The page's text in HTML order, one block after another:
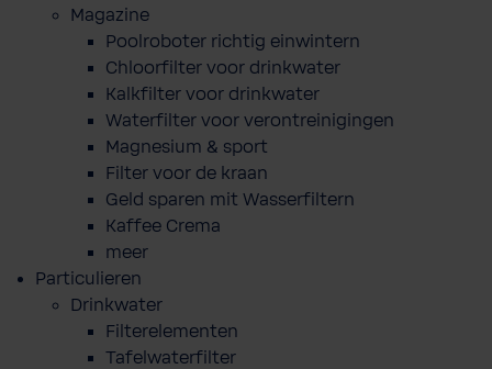
Magazine
Poolroboter richtig einwintern
Chloorfilter voor drinkwater
Kalkfilter voor drinkwater
Waterfilter voor verontreinigingen
Magnesium & sport
Filter voor de kraan
Geld sparen mit Wasserfiltern
Kaffee Crema
meer
Particulieren
Drinkwater
Filterelementen
Tafelwaterfilter